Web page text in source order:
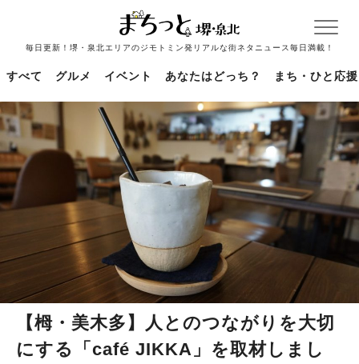
毎日更新！堺・泉北エリアのジモトミン発リアルな街ネタニュース毎日満載！
すべて グルメ イベント あなたはどっち？ まち・ひと応援
【栂・美木多】人とのつながりを大切
にする「café JIKKA」を取材しまし